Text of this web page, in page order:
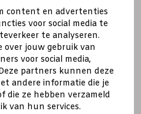
content en advertenties
voor social media te
te analyseren.
over jouw gebruik van
voor social media,
partners kunnen deze
andere informatie die je
die ze hebben verzameld
van hun services.